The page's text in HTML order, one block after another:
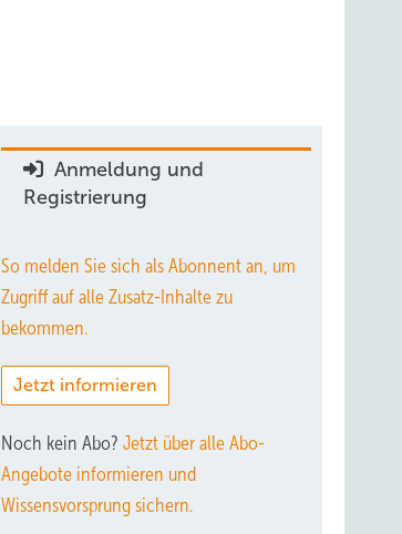
Anmeldung und
Registrierung
So melden Sie sich als Abonnent an, um
Zugriff auf alle Zusatz-Inhalte zu
bekommen.
Jetzt informieren
Noch kein Abo? Jetzt über alle Abo-
Angebote informieren und
Wissensvorsprung sichern.